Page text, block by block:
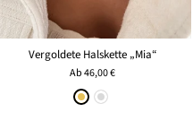
Vergoldete Halskette „Mia“
Ab46,00 €